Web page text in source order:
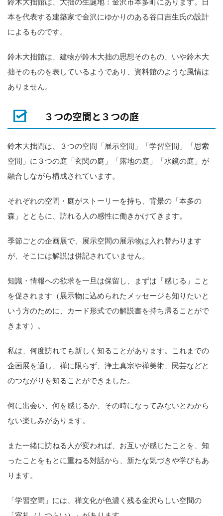
本を代表する建築家で金沢にゆかりのある谷口吉生氏の設計
によるものです。
鈴木大拙館は、建物が鈴木大拙の思想そのもの、いや鈴木大
拙そのものを表しているようであり、資料館のような風情は
ありません。
３つの空間と３つの庭
鈴木大拙間は、３つの空間「展示空間」「学習空間」「思索
空間」に３つの庭「玄関の庭」「露地の庭」「水鏡の庭」が
融合しながら構成されています。
それぞれの空間・庭がストーリーを持ち、背景の「本多の
森」とともに、訪れる人の感性に働きかけてきます。
季節ごとの企画展で、展示空間の展示物は入れ替わります
が、そこには解説は併記されていません。
知識・情報への欲求を一旦は保留し、まずは「感じる」こと
を促されます（展示物に込められたメッセージも知りたいと
いう方のために、カード形式での解説書を持ち帰ることがで
きます）。
私は、何度訪れても新しく知ることがあります。これまでの
企画展を通し、禅に限らず、浄土真宗や禅美術、民芸などと
のつながりを知ることができました。
何に出会い、何を感じるか、その時になってみないとわから
ない楽しみがあります。
また一緒に訪ねる人が変われば、お互いが感じたことを、知
ったことをもとに重ねる対話から、新たな気づきや学びもあ
ります。
「学習空間」には、禅文化が色濃く残る金沢らしい空間の